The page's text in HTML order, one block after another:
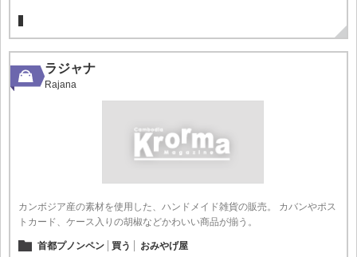
ラジャナ
Rajana
カンボジア産の素材を使用した、ハンドメイド雑貨の販売。 カバンやポス
トカード、ケース入りの胡椒などかわいい商品が揃う。
首都プノンペン 買う おみやげ屋